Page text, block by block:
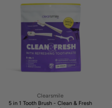
Clearsmile
5 in 1 Tooth Brush - Clean & Fresh